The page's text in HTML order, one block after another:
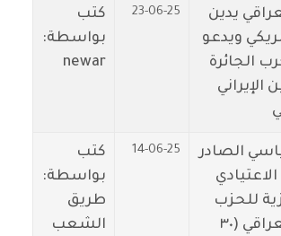
يدين
ويدعو
الجائرة
23-06-25
كتب
بواسطة:
newar
الصادر
للحزب
الشيوعي العراقي (٣٠
14-06-25
كتب
بواسطة:
طريق
الشعب